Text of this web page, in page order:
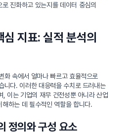
진화하고 있는지를 데이터 중심의
지표: 실적 분석의
화 속에서 얼마나 빠르고 효율적으로
니다. 이러한 대응력을 수치로 드러내는
, 이는 기업의 재무 건전성뿐 아니라 산업
하는 데 필수적인 역할을 합니다.
정의와 구성 요소